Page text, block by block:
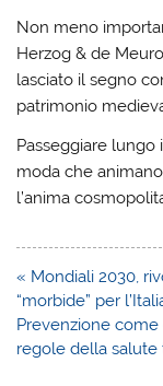
Non meno
Herzog & de
lasciato il segno
patrimonio
Passeggiare lungo
moda che
l’anima
Navigazione
articoli
« Mondiali 2030,
“morbide” per
Prevenzione come
regole della salute